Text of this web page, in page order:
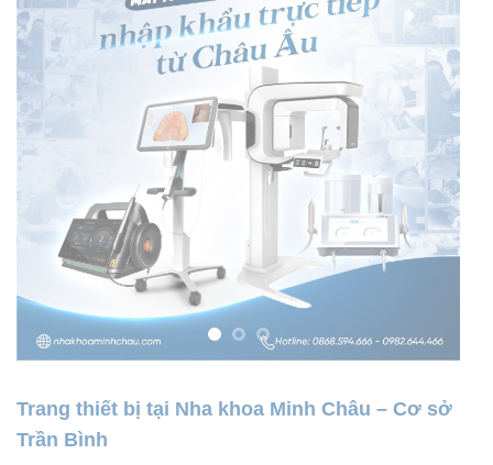
Trang thiết bị tại Nha khoa Minh Châu – Cơ sở
Trần Bình